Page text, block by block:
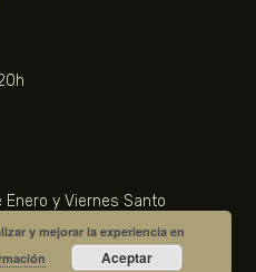
Enero y Viernes Santo
y mejorar la experiencia en
Aceptar